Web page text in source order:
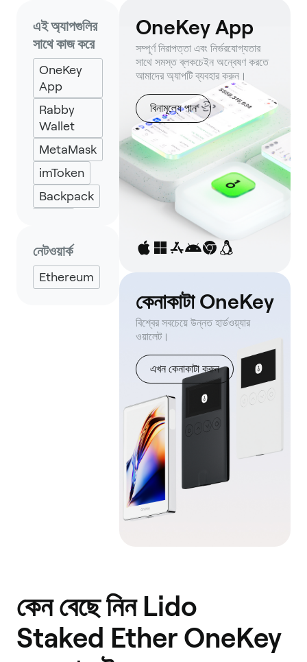
এই অ্যাপগুলির
সাথে কাজ করে
OneKey
App
Rabby
Wallet
MetaMask
imToken
Backpack
Eternl
নেটওয়ার্ক
Ethereum
OneKey App
সম্পূর্ণ নিরাপত্তা এবং নির্ভরযোগ্যতার
সাথে সমস্ত ব্লকচেইন অন্বেষণ করতে
আমাদের অ্যাপটি ব্যবহার করুন।
বিনামূল্যে পান
কেনাকাটা OneKey
বিশ্বের সবচেয়ে উন্নত হার্ডওয়্যার
ওয়ালেট।
এখন কেনাকাটা করুন
কেন বেছে নিন Lido
Staked Ether OneKey